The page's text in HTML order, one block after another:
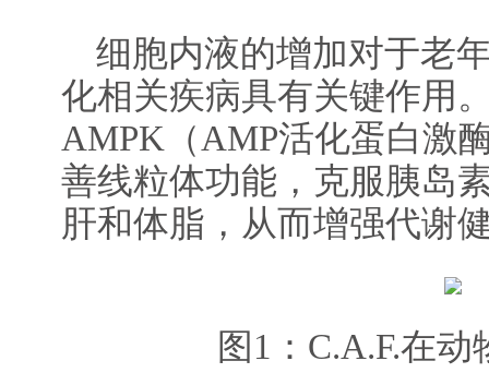
细胞内液的增加对于老
化相关疾病具有关键作用
AMPK（AMP活化蛋白激
善线粒体功能，克服胰岛
肝和体脂，从而增强代谢
图1：C.A.F.在